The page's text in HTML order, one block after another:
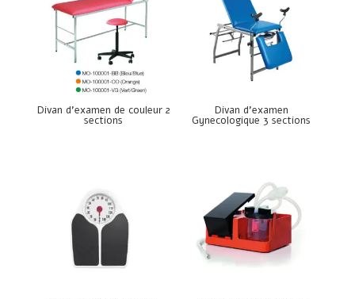
Divan d’examen de couleur 2
sections
Divan d’examen
Gynecologique 3 sections